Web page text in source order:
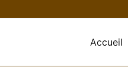
Accueil